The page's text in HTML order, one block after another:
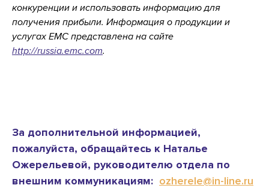
конкуренции и использовать информацию для
получения прибыли. Информация о продукции и
услугах EMC представлена на сайте
http://russia.emc.com.
За дополнительной информацией,
пожалуйста, обращайтесь к Наталье
Ожерельевой, руководителю отдела по
внешним коммуникациям: ozherele@in-line.ru